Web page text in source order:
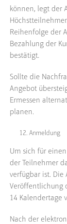
können, legt der
Reihenfolge der
Bezahlung der
bestätigt.
Sollte die
Angebot
Ermessen
planen.
Anmeldung
Um sich für
der Teilnehmer
verfügbar ist.
Veröffentlichung
14 Kalendertage
Nach der